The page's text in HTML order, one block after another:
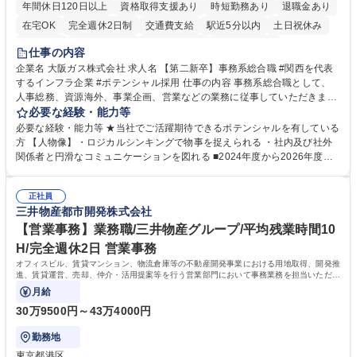
年間休日120日以上
資格取得支援あり 時短勤務あり
退職金あり
在宅OK
完全週休2日制 交通費支給 駅近5分以内
土日祝休み
服装自由
第二新卒歓迎
仕事の内容
企業名 大阪ガス株式会社 求人名 【第二新卒】事務系総合職 #関西を代表
するインフラ企業 #ポテンシャル採用 仕事の内容 事務系総合職として、
人事総務、資源海外、事業企画、営業などの業務に従事していただきま
す。 【業務内容の一例】■所属事業部の勤労業務 ■海外に関係する各種業
務 ■営業部門の企画スタッフ、ルート営業 【キャリアパス】入社後の配属
ポジションで一定期間ご活躍頂いた後、本人の適性及び将来のキャリアを
鑑みてジョブローテーションを行います。 【育成】OJTでの現場育成や研
表するインフラ企業 #ポテンシャル採用
必要な経験・能力等
必要な経験・能力等 ★当社でご活躍期待できるポテンシャルを有している
方 【人物像】・ロジカルシンキングで物事を捉えられる ・社内及び社外
関係者と円滑なコミュニケーションを図れる ■2024年度から2026年度ま
72.html ■エネルギーセキュリティの不安定化や気候変動による自然災害の
甚大化など、これまで以上に社会課題解決の重要性が高まっています。
「未来の日常」の創造に向けて持続可能な社会の実現に貢献してまいりま
す。 学歴・資格 学歴：大学院 大学 語学力： 資格：
正社員
三井物産都市開発株式会社
【営業事務】業務職/三井物産グループ/平均残業時間10
H/完全週休2日 営業事務
オフィスビル、賃貸マンション、物流倉庫等の不動産開発事業における用地取得、開発推
進、賃貸運営、売却、仲介・活用提案等を行う営業部門において事務業務を担当いただき
ます。
月給
30万9500円～43万4000円
勤務地